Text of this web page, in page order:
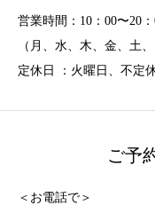
営業時間：10：00〜20
（月、水、木、金、土、
定休日 ：火曜日、不定
ご予
＜お電話で＞